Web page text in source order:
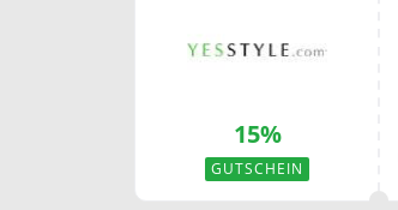
15%
GUTSCHEIN